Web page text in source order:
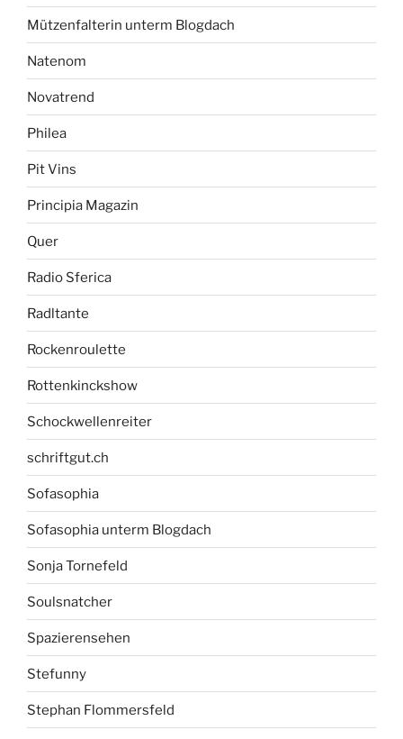
Mützenfalterin unterm Blogdach
Natenom
Novatrend
Philea
Pit Vins
Principia Magazin
Quer
Radio Sferica
Radltante
Rockenroulette
Rottenkinckshow
Schockwellenreiter
schriftgut.ch
Sofasophia
Sofasophia unterm Blogdach
Sonja Tornefeld
Soulsnatcher
Spazierensehen
Stefunny
Stephan Flommersfeld